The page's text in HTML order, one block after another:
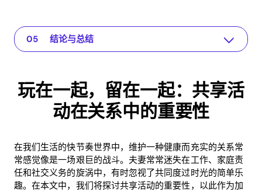
玩在一起，留在一起：共享活动在关系中的重要性
The app for your relationship
理解问题
实用解决方案与洞察
结论与总结
玩在一起，留在一起：共享活
动在关系中的重要性
在我们生活的快节奏世界中，维护一种健康而充实的关系常
常感觉像是一场艰巨的战斗。夫妻常常迷失在工作、家庭责
任和社交义务的旋涡中，有时忽视了共同度过时光的简单乐
趣。在本文中，我们将探讨共享活动的重要性，以此作为加